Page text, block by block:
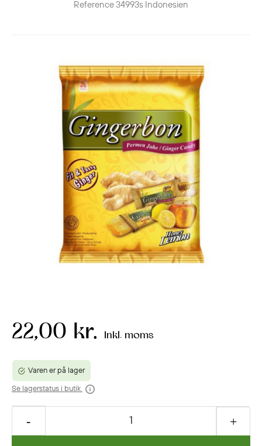
Reference34993s Indonesien
22,00 kr. Inkl. moms
Varen er på lager
Se lagerstatus i butik